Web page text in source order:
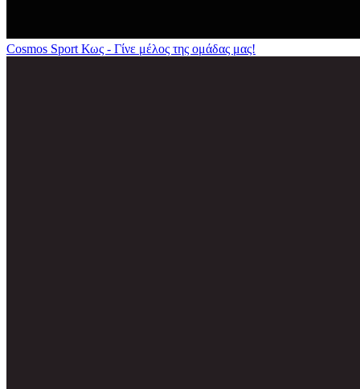
Cosmos Sport Κως - Γίνε μέλος της ομάδας μας!